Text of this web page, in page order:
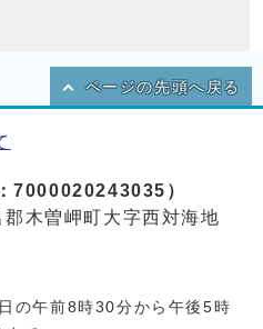
ページの先頭へ戻る
7000020243035）
木曽岬町大字西対海地
の午前8時30分から午後5時